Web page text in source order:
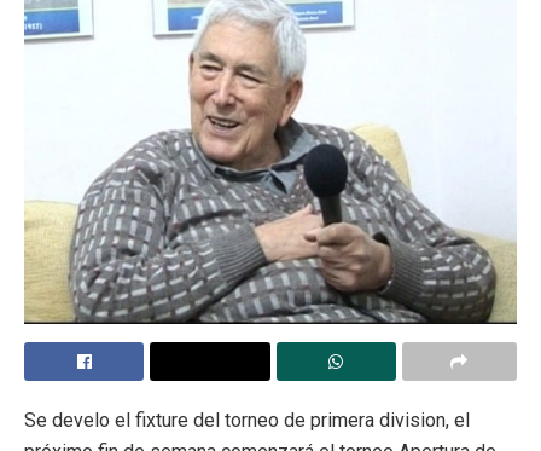
Se develo el fixture del torneo de primera division, el